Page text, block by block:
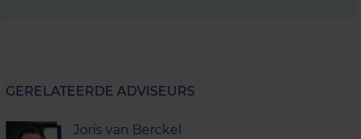
GERELATEERDE ADVISEURS
Joris van Berckel